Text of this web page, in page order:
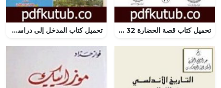
تحميل كتاب قصة الحضارة 32 – المجلد الثامن – ج2: عصر لويس الرابع عشر PDF تأليف ول ديورانت مجانا [كامل] تحميل كتاب المدخل إلى دراسة المصطلحات الفنية للعمارة الإسلامية PDF تأليف محمد حمزة إسماعيل الحداد مجانا [كامل]